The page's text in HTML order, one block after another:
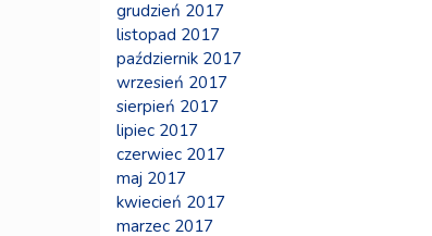
grudzień 2017
listopad 2017
październik 2017
wrzesień 2017
sierpień 2017
lipiec 2017
czerwiec 2017
maj 2017
kwiecień 2017
marzec 2017